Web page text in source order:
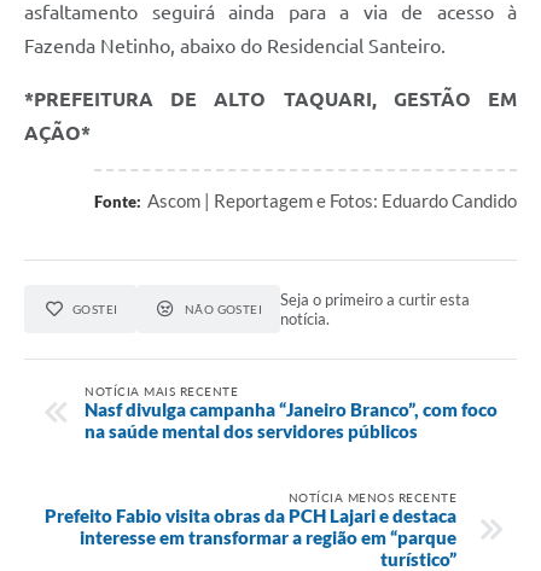
asfaltamento seguirá ainda para a via de acesso à
Fazenda Netinho, abaixo do Residencial Santeiro.
*PREFEITURA DE ALTO TAQUARI, GESTÃO EM
AÇÃO*
Fonte: Ascom | Reportagem e Fotos: Eduardo Candido
GOSTEI NÃO GOSTEI
Seja o primeiro a curtir esta
notícia.
NOTÍCIA MAIS RECENTE
Nasf divulga campanha “Janeiro Branco”, com foco
na saúde mental dos servidores públicos
NOTÍCIA MENOS RECENTE
Prefeito Fabio visita obras da PCH Lajari e destaca
interesse em transformar a região em “parque
turístico”